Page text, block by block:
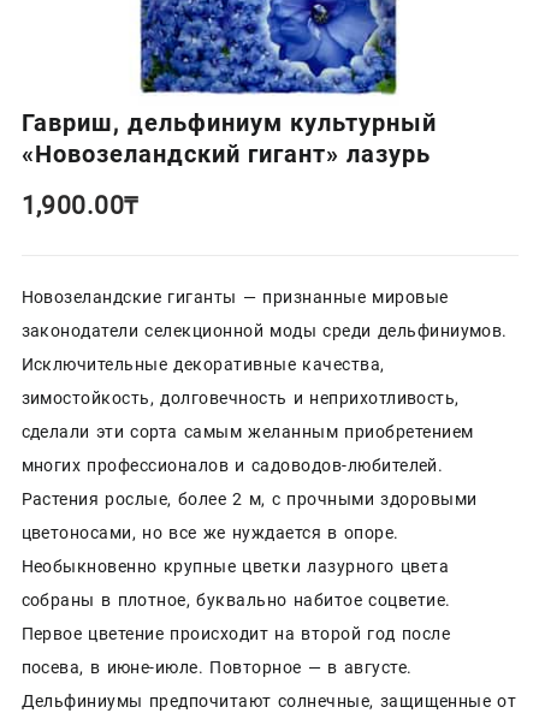
Гавриш, дельфиниум культурный
«Новозеландский гигант» лазурь
1,900.00₸
Новозеландские гиганты — признанные мировые
законодатели селекционной моды среди дельфиниумов.
Исключительные декоративные качества,
зимостойкость, долговечность и неприхотливость,
сделали эти сорта самым желанным приобретением
многих профессионалов и садоводов-любителей.
Растения рослые, более 2 м, с прочными здоровыми
цветоносами, но все же нуждается в опоре.
Необыкновенно крупные цветки лазурного цвета
собраны в плотное, буквально набитое соцветие.
Первое цветение происходит на второй год после
посева, в июне-июле. Повторное — в августе.
Дельфиниумы предпочитают солнечные, защищенные от